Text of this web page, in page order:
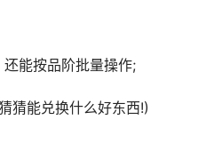
能按品阶批量操作;
猜能兑换什么好东西!)